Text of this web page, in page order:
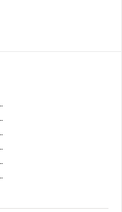
( 3000K ) Led Aydınlatma
( 3000K ) Led Aydınlatma
30W 3000K Günışığı
30W 3000K Günışığı
30W 3000K Günışığı
30W 3000K Günışığı